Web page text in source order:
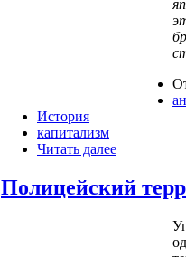
История
капитализм
Читать далее
Полицейский